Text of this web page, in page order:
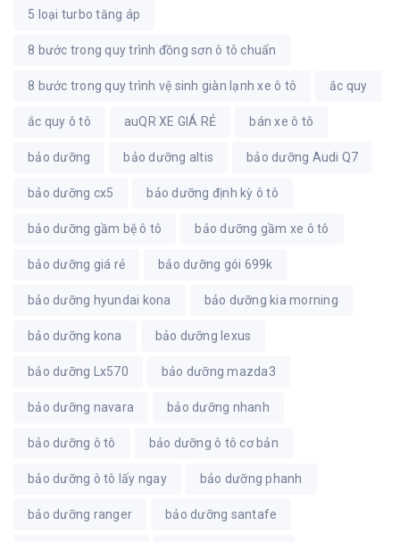
5 loại turbo tăng áp
8 bước trong quy trình đồng sơn ô tô chuẩn
8 bước trong quy trình vệ sinh giàn lạnh xe ô tô ắc quy
ắc quy ô tô auQR XE GIÁ RẺ bán xe ô tô
bảo dưỡng bảo dưỡng altis bảo dưỡng Audi Q7
bảo dưỡng cx5 bảo dưỡng định kỳ ô tô
bảo dưỡng gầm bệ ô tô bảo dưỡng gầm xe ô tô
bảo dưỡng giá rẻ bảo dưỡng gói 699k
bảo dưỡng hyundai kona bảo dưỡng kia morning
bảo dưỡng kona bảo dưỡng lexus
bảo dưỡng Lx570 bảo dưỡng mazda3
bảo dưỡng navara bảo dưỡng nhanh
bảo dưỡng ô tô bảo dưỡng ô tô cơ bản
bảo dưỡng ô tô lấy ngay bảo dưỡng phanh
bảo dưỡng ranger bảo dưỡng santafe